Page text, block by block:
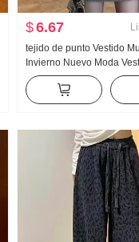
$6.67
tejido de punto Vestido
Invierno Nuevo Moda
punto Diseño Sentido
Corte ajustado Falda